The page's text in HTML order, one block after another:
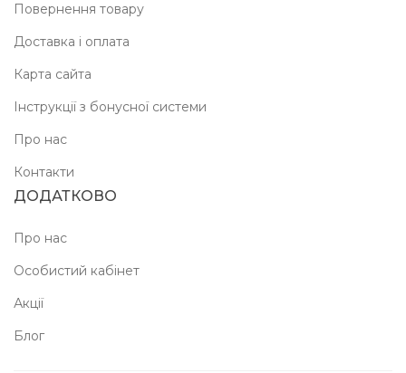
Повернення товару
Доставка і оплата
Карта сайта
Інструкції з бонусної системи
Про нас
Контакти
ДОДАТКОВО
Про нас
Особистий кабінет
Акції
Блог